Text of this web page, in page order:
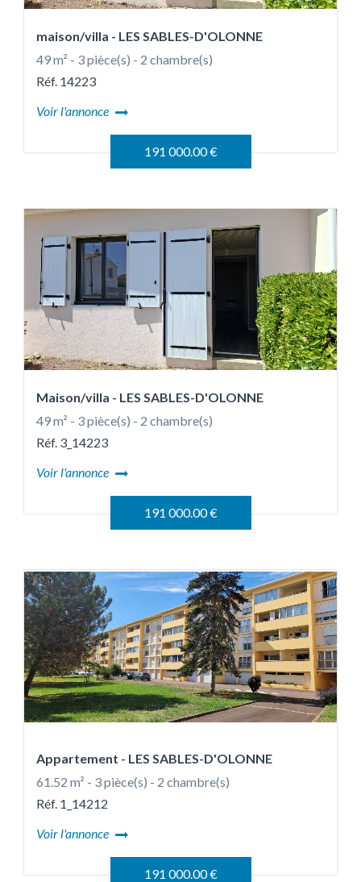
maison/villa - LES SABLES-D'OLONNE
49 m² - 3 pièce(s) - 2 chambre(s)
Réf. 14223
Voir l'annonce
191 000.00 €
Maison/villa - LES SABLES-D'OLONNE
49 m² - 3 pièce(s) - 2 chambre(s)
Réf. 3_14223
Voir l'annonce
191 000.00 €
Appartement - LES SABLES-D'OLONNE
61.52 m² - 3 pièce(s) - 2 chambre(s)
Réf. 1_14212
Voir l'annonce
191 000.00 €